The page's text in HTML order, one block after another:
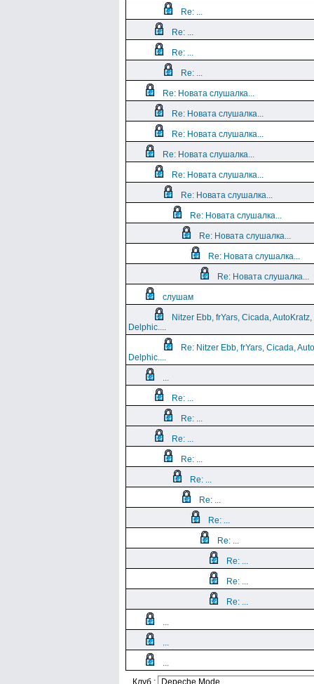
Re: ...
Re: ...
Re: ...
Re: ...
Re: Новата слушалка...
Re: Новата слушалка...
Re: Новата слушалка...
Re: Новата слушалка...
Re: Новата слушалка...
Re: Новата слушалка...
Re: Новата слушалка...
Re: Новата слушалка...
Re: Новата слушалка...
Re: Новата слушалка...
слушам
Nitzer Ebb, frYars, Cicada, AutoKratz,
Delphic....
Re: Nitzer Ebb, frYars, Cicada,
Delphic....
...
Re: ...
Re: ...
Re: ...
Re: ...
Re: ...
Re: ...
Re: ...
Re: ...
Re: ...
Re: ...
Re: ...
...
...
...
Клуб :